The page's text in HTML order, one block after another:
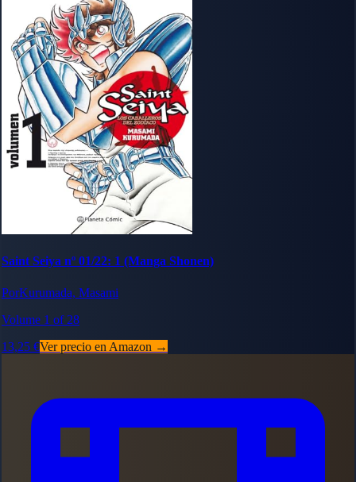
Saint Seiya nº 01/22: 1 (Manga Shonen)
PorKurumada, Masami
Volume 1 of 28
13,25 €Ver precio en Amazon →